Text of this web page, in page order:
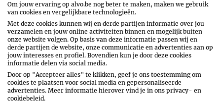
OPENINGSUREN
Om jouw ervaring op alvo.be nog beter te maken, maken we gebruik
van cookies en vergelijkbare technologieën.
Met deze cookies kunnen wij en derde partijen informatie over jou
verzamelen en jouw online activiteiten binnen en mogelijk buiten
onze website volgen. Op basis van deze informatie passen wij en
derde partijen de website, onze communicatie en advertenties aan op
jouw interesses en profiel. Bovendien kun je door deze cookies
informatie delen via social media.
Door op "Accepteer alles" te klikken, geef je ons toestemming om
cookies te plaatsen voor social media en gepersonaliseerde
advertenties. Meer informatie hierover vind je in ons privacy- en
cookiebeleid.